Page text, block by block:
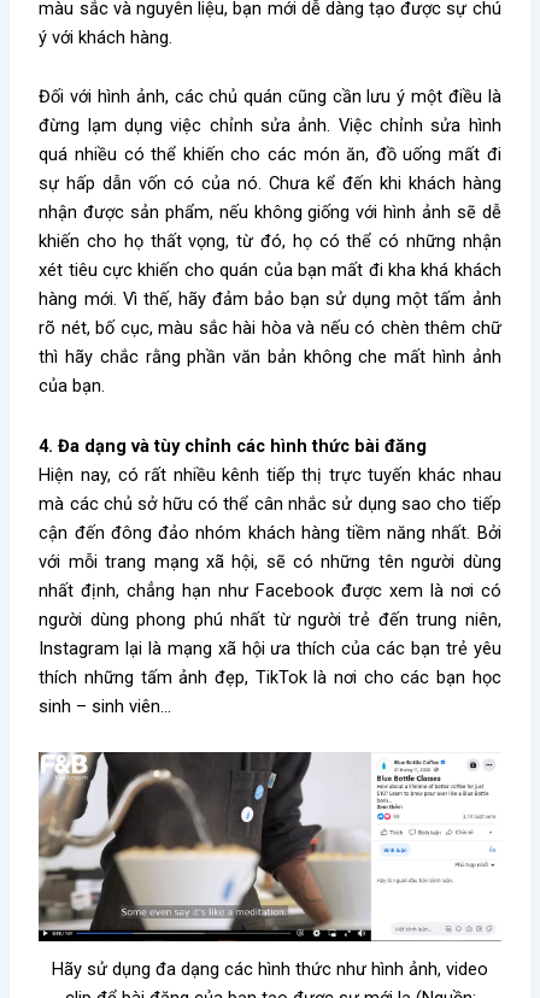
màu sắc và nguyên liệu, bạn mới dễ dàng tạo được sự chú
ý với khách hàng.
Đối với hình ảnh, các chủ quán cũng cần lưu ý một điều là
đừng lạm dụng việc chỉnh sửa ảnh. Việc chỉnh sửa hình
quá nhiều có thể khiến cho các món ăn, đồ uống mất đi
sự hấp dẫn vốn có của nó. Chưa kể đến khi khách hàng
nhận được sản phẩm, nếu không giống với hình ảnh sẽ dễ
khiến cho họ thất vọng, từ đó, họ có thể có những nhận
xét tiêu cực khiến cho quán của bạn mất đi kha khá khách
hàng mới. Vì thế, hãy đảm bảo bạn sử dụng một tấm ảnh
rõ nét, bố cục, màu sắc hài hòa và nếu có chèn thêm chữ
thì hãy chắc rằng phần văn bản không che mất hình ảnh
của bạn.
4. Đa dạng và tùy chỉnh các hình thức bài đăng
Hiện nay, có rất nhiều kênh tiếp thị trực tuyến khác nhau
mà các chủ sở hữu có thể cân nhắc sử dụng sao cho tiếp
cận đến đông đảo nhóm khách hàng tiềm năng nhất. Bởi
với mỗi trang mạng xã hội, sẽ có những tên người dùng
nhất định, chẳng hạn như Facebook được xem là nơi có
người dùng phong phú nhất từ người trẻ đến trung niên,
Instagram lại là mạng xã hội ưa thích của các bạn trẻ yêu
thích những tấm ảnh đẹp, TikTok là nơi cho các bạn học
sinh – sinh viên…
Hãy sử dụng đa dạng các hình thức như hình ảnh, video